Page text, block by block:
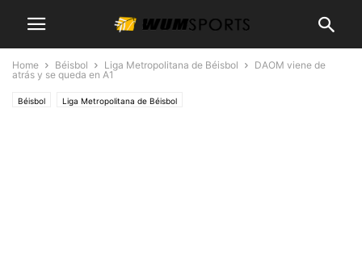
Home Béisbol Liga Metropolitana de Béisbol
DAOM viene de
atrás y se queda en A1
Béisbol Liga Metropolitana de Béisbol